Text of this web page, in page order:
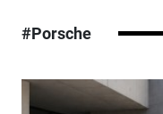
#Porsche